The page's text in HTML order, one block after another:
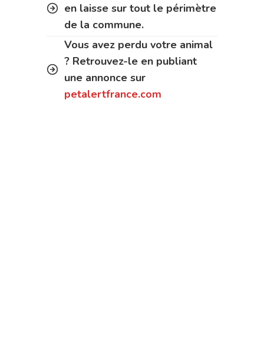
en laisse sur tout le périmètre
de la commune.
Vous avez perdu votre animal
? Retrouvez-le en publiant
une annonce sur
petalertfrance.com